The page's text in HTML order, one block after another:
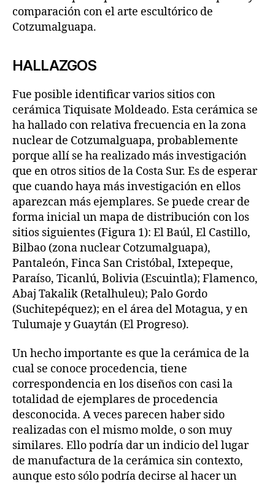
comparación con el arte escultórico de
Cotzumalguapa.
HALLAZGOS
Fue posible identificar varios sitios con
cerámica Tiquisate Moldeado. Esta cerámica se
ha hallado con relativa frecuencia en la zona
nuclear de Cotzumalguapa, probablemente
porque allí se ha realizado más investigación
que en otros sitios de la Costa Sur. Es de esperar
que cuando haya más investigación en ellos
aparezcan más ejemplares. Se puede crear de
forma inicial un mapa de distribución con los
sitios siguientes (Figura 1): El Baúl, El Castillo,
Bilbao (zona nuclear Cotzumalguapa),
Pantaleón, Finca San Cristóbal, Ixtepeque,
Paraíso, Ticanlú, Bolivia (Escuintla); Flamenco,
Abaj Takalik (Retalhuleu); Palo Gordo
(Suchitepéquez); en el área del Motagua, y en
Tulumaje y Guaytán (El Progreso).
Un hecho importante es que la cerámica de la
cual se conoce procedencia, tiene
correspondencia en los diseños con casi la
totalidad de ejemplares de procedencia
desconocida. A veces parecen haber sido
realizadas con el mismo molde, o son muy
similares. Ello podría dar un indicio del lugar
de manufactura de la cerámica sin contexto,
aunque esto sólo podría decirse al hacer un